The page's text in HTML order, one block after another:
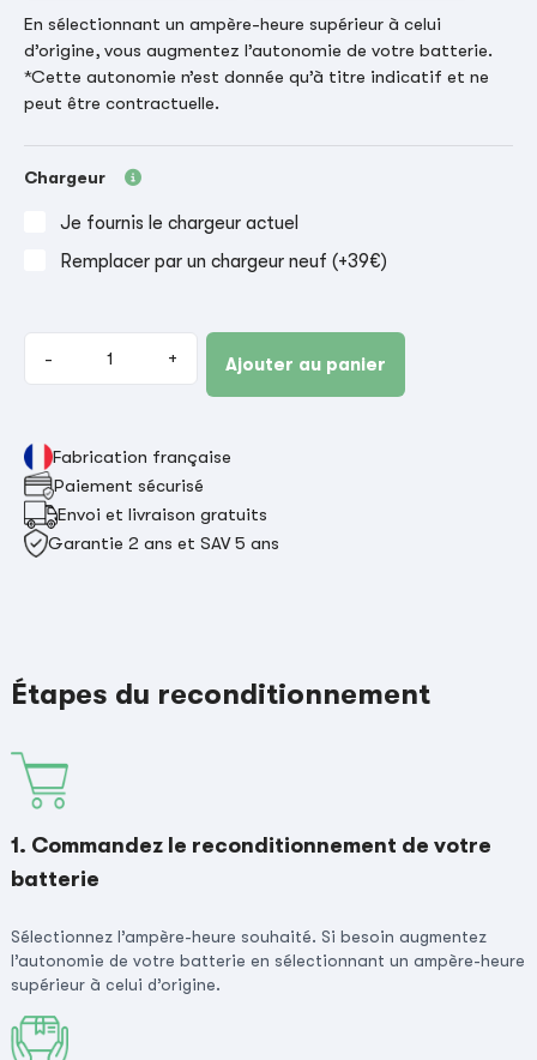
En sélectionnant un ampère-heure supérieur à celui
d’origine, vous augmentez l’autonomie de votre batterie.
*Cette autonomie n’est donnée qu’à titre indicatif et ne
peut être contractuelle.
Chargeur
Je fournis le chargeur actuel
Remplacer par un chargeur neuf (+39€)
- + Ajouter au panier
Fabrication française
Paiement sécurisé
Envoi et livraison gratuits
Garantie 2 ans et SAV 5 ans
Étapes du reconditionnement
1. Commandez le reconditionnement de votre
batterie
Sélectionnez l’ampère-heure souhaité. Si besoin augmentez
l’autonomie de votre batterie en sélectionnant un ampère-heure
supérieur à celui d’origine.